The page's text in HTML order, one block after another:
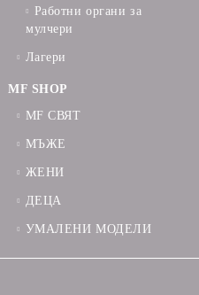
Работни органи за
мулчери
Лагери
MF SHOP
MF СВЯТ
МЪЖЕ
ЖЕНИ
ДЕЦА
УМАЛЕНИ МОДЕЛИ